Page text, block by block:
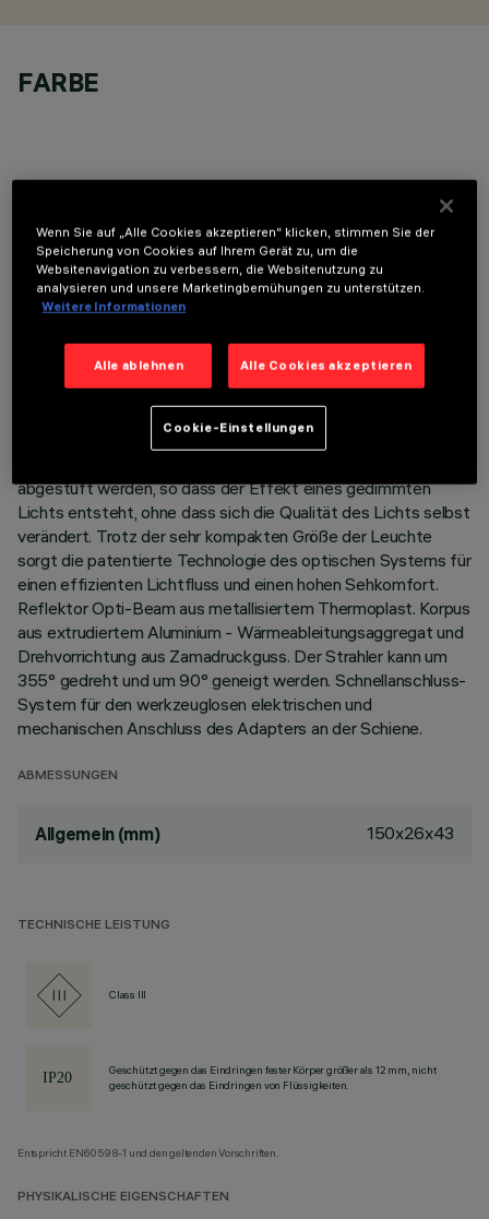
FARBE
TECHNISCHE DATEN
LETZTES UPDATE: 06.08.2026
Miniaturisierter schwenkbarer Strahler, komplett mit Adapter
für die Installation an Niedervolt-Stromschiene (48V).
PWM-Technologie (Pulse with modulation). Durch die
abgestuft werden, so dass der Effekt eines gedimmten
Lichts entsteht, ohne dass sich die Qualität des Lichts selbst
verändert. Trotz der sehr kompakten Größe der Leuchte
sorgt die patentierte Technologie des optischen Systems für
einen effizienten Lichtfluss und einen hohen Sehkomfort.
Reflektor Opti-Beam aus metallisiertem Thermoplast. Korpus
aus extrudiertem Aluminium - Wärmeableitungsaggregat und
Drehvorrichtung aus Zamadruckguss. Der Strahler kann um
355° gedreht und um 90° geneigt werden. Schnellanschluss-
System für den werkzeuglosen elektrischen und
mechanischen Anschluss des Adapters an der Schiene.
ABMESSUNGEN
Allgemein (mm) 150x26x43
TECHNISCHE LEISTUNG
Class III
Geschützt gegen das Eindringen fester Körper größer als 12 mm, nicht
geschützt gegen das Eindringen von Flüssigkeiten.
Entspricht EN60598-1 und den geltenden Vorschriften.
PHYSIKALISCHE EIGENSCHAFTEN
Wenn Sie auf „Alle Cookies akzeptieren“ klicken, stimmen Sie der
Speicherung von Cookies auf Ihrem Gerät zu, um die
Websitenavigation zu verbessern, die Websitenutzung zu
analysieren und unsere Marketingbemühungen zu unterstützen.
Weitere Informationen
Alle ablehnen Alle Cookies akzeptieren
Cookie-Einstellungen